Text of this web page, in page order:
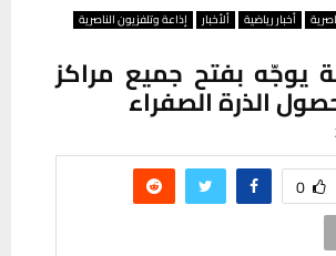
أخبار رياضية ألأخبار
إذاعة وتلفزيون الناصرية
يوجّه بفتح جميع مراكز
الذرة الصفراء
0